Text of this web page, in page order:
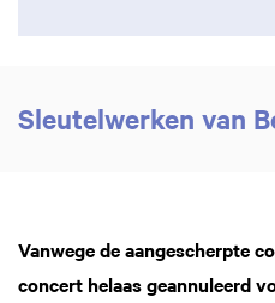
Sleutelwerken van
Vanwege de aangescherpte
concert helaas geannuleerd